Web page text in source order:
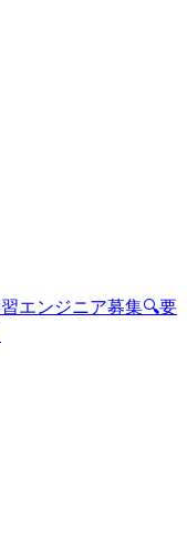
エンジニア募集🔍要